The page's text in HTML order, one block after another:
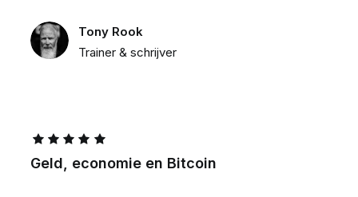
Tony Rook
Trainer & schrijver
Geld, economie en Bitcoin